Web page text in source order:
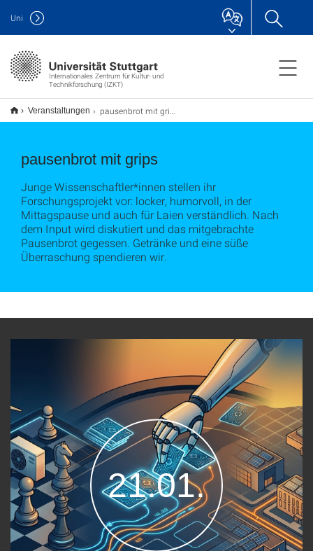
Internationales Zentrum für Kultur- und
Technikforschung (IZKT)
Uni
Veranstaltungen pausenbrot mit grips
pausenbrot mit grips
Junge Wissenschaftler*innen stellen ihr
Forschungsprojekt vor: locker, humorvoll, in der
Mittagspause und auch für Laien verständlich. Nach
dem Input wird diskutiert und das mitgebrachte
Pausenbrot gegessen. Getränke und eine süße
Überraschung spendieren wir.
21.01.